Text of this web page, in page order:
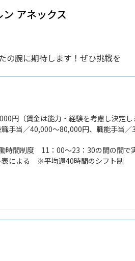
アネックス
の腕に期待します！ぜひ挑戦を
円（賃金は能力・経験を考慮し決
手当／40,000〜80,000円、職能手当
定残業はお支払いしています。
時間制度 11：00〜23：30の間の間で
による ※平均週40時間のシフト制